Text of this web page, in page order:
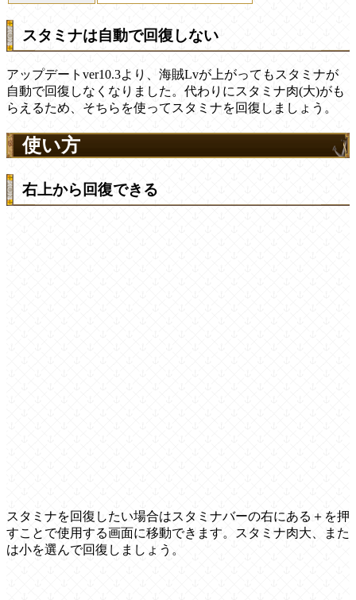
スタミナは自動で回復しない
アップデートver10.3より、海賊Lvが上がってもスタミナが
自動で回復しなくなりました。代わりにスタミナ肉(大)がも
らえるため、そちらを使ってスタミナを回復しましょう。
使い方
右上から回復できる
スタミナを回復したい場合はスタミナバーの右にある＋を押
すことで使用する画面に移動できます。スタミナ肉大、また
は小を選んで回復しましょう。